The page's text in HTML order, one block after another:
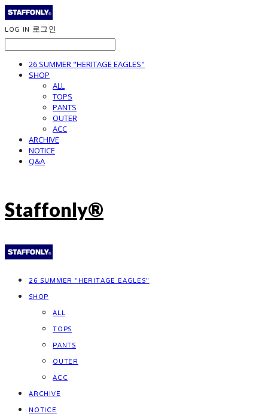
LOG IN 로그인
26 SUMMER "HERITAGE EAGLES"
SHOP
ALL
TOPS
PANTS
OUTER
ACC
ARCHIVE
NOTICE
Q&A
Staffonly®
26 SUMMER "HERITAGE EAGLES"
SHOP
ALL
TOPS
PANTS
OUTER
ACC
ARCHIVE